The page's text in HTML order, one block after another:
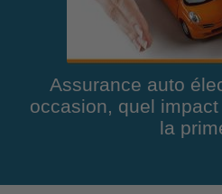
Assurance auto
occasion, quel
la